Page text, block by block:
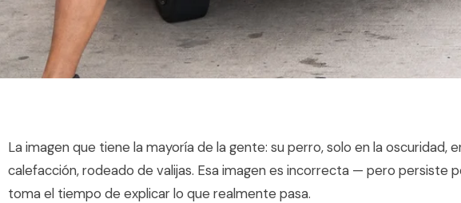
La imagen que tiene la mayoría de la gente: su perro, solo en la oscuridad,
calefacción, rodeado de valijas. Esa imagen es incorrecta — pero persiste
toma el tiempo de explicar lo que realmente pasa.